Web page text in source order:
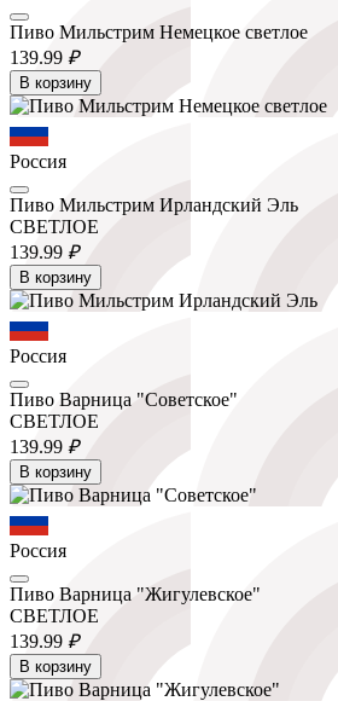
Пиво Мильстрим Немецкое светлое
139.99 ₽
В корзину
Россия
Пиво Мильстрим Ирландский Эль
СВЕТЛОЕ
139.99 ₽
В корзину
Россия
Пиво Варница "Советское"
СВЕТЛОЕ
139.99 ₽
В корзину
Россия
Пиво Варница "Жигулевское"
СВЕТЛОЕ
139.99 ₽
В корзину